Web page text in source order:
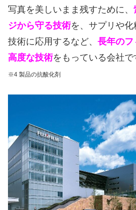
写真を美しいまま残すために、
ジから守る技術を、サプリや
技術に応用するなど、 長年のフ
高度な技術をもっている会社で
※4 製品の抗酸化剤